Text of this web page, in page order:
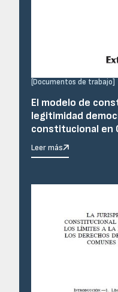
[Documentos de trabajo]
El modelo de
legitimidad
constitucional en
Leer más